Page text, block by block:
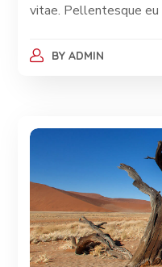
vitae. Pellentesque
BY ADMIN